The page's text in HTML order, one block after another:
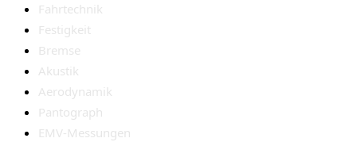
Fahrtechnik
Festigkeit
Bremse
Akustik
Aerodynamik
Pantograph
EMV-Messungen